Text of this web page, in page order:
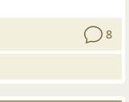
8